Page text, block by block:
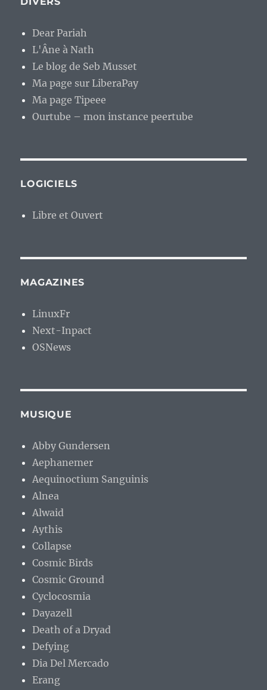
Dear Pariah
L'Âne à Nath
Le blog de Seb Musset
Ma page sur LiberaPay
Ma page Tipeee
Ourtube – mon instance peertube
LOGICIELS
Libre et Ouvert
MAGAZINES
LinuxFr
Next-Inpact
OSNews
MUSIQUE
Abby Gundersen
Aephanemer
Aequinoctium Sanguinis
Alnea
Alwaid
Aythis
Collapse
Cosmic Birds
Cosmic Ground
Cyclocosmia
Dayazell
Death of a Dryad
Defying
Dia Del Mercado
Erang